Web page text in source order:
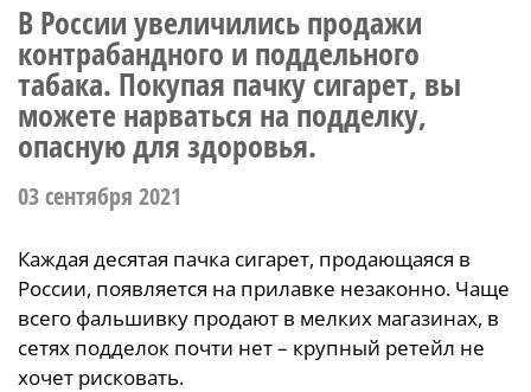
В России увеличились продажи
контрабандного и поддельного
табака. Покупая пачку сигарет, вы
можете нарваться на подделку,
опасную для здоровья.
03 сентября 2021
Каждая десятая пачка сигарет, продающаяся в
России, появляется на прилавке незаконно. Чаще
всего фальшивку продают в мелких магазинах, в
сетях подделок почти нет – крупный ретейл не
хочет рисковать.